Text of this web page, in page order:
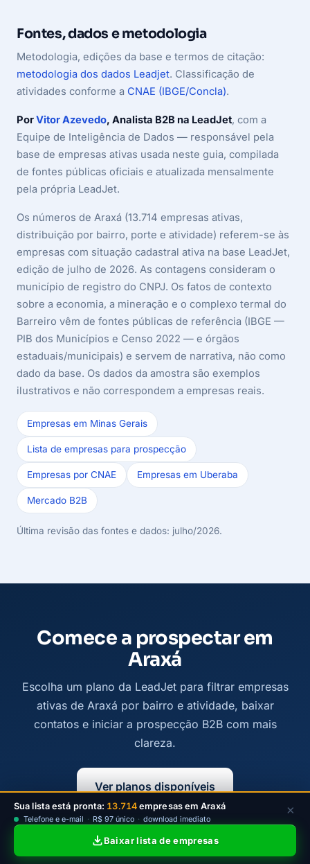
Fontes, dados e metodologia
Metodologia, edições da base e termos de citação:
metodologia dos dados Leadjet. Classificação de
atividades conforme a CNAE (IBGE/Concla).
PorVitor Azevedo, Analista B2B na LeadJet, com a
Equipe de Inteligência de Dados — responsável pela
base de empresas ativas usada neste guia, compilada
de fontes públicas oficiais e atualizada mensalmente
pela própria LeadJet.
Os números de Araxá (13.714 empresas ativas,
distribuição por bairro, porte e atividade) referem-se às
empresas com situação cadastral ativa na base LeadJet,
edição de julho de 2026. As contagens consideram o
município de registro do CNPJ. Os fatos de contexto
sobre a economia, a mineração e o complexo termal do
Barreiro vêm de fontes públicas de referência (IBGE —
PIB dos Municípios e Censo 2022 — e órgãos
estaduais/municipais) e servem de narrativa, não como
dado da base. Os dados da amostra são exemplos
ilustrativos e não correspondem a empresas reais.
Empresas em Minas Gerais
Lista de empresas para prospecção
Empresas por CNAE Empresas em Uberaba
Mercado B2B
Última revisão das fontes e dados: julho/2026.
Comece a prospectar em
Araxá
Escolha um plano da LeadJet para filtrar empresas
ativas de Araxá por bairro e atividade, baixar
contatos e iniciar a prospecção B2B com mais
clareza.
Ver planos disponíveis
Sua lista está pronta: 13.714empresas em Araxá
Telefone e e-mail · R$ 97 único · download imediato
Baixar lista de empresas
×